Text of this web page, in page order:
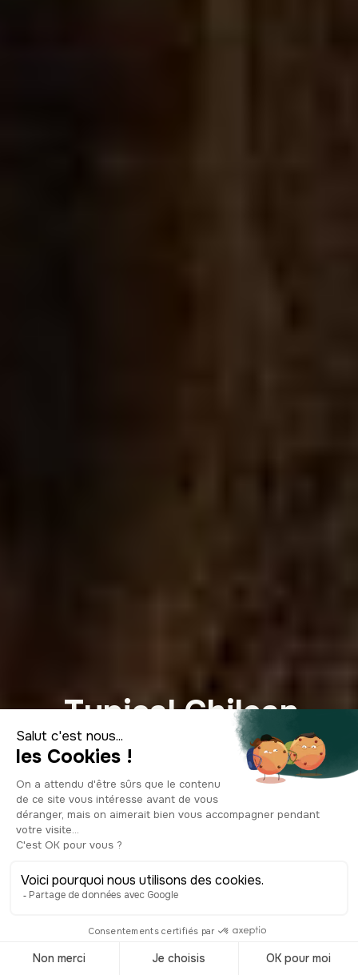
Typical Chilean
Dishes: The 12
Culinary
Specialties You
Absolutely Must
Try (2026)